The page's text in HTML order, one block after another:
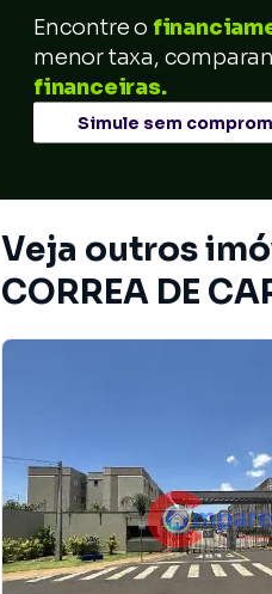
Encontre o
menor taxa,
financeiras.
Simule sem
Veja outros
CORREA DE